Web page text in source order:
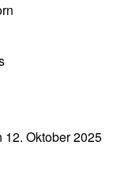
Oktober 2025